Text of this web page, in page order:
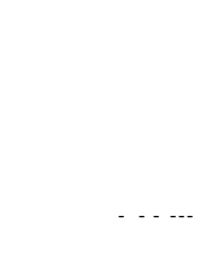
- - - ---